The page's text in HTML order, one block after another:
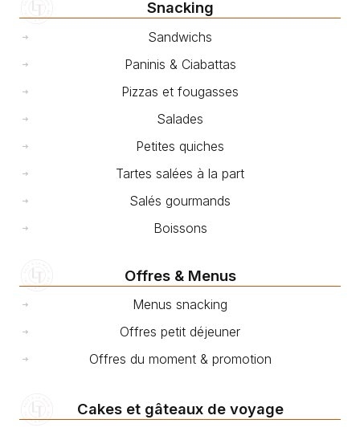
Snacking
Sandwichs
Paninis & Ciabattas
Pizzas et fougasses
Salades
Petites quiches
Tartes salées à la part
Salés gourmands
Boissons
Offres & Menus
Menus snacking
Offres petit déjeuner
Offres du moment & promotion
Cakes et gâteaux de voyage